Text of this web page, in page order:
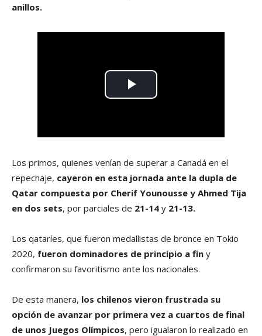
anillos.
Los primos, quienes venían de superar a Canadá en el
repechaje, cayeron en esta jornada ante la dupla de
Qatar compuesta por Cherif Younousse y Ahmed Tija
en dos sets, por parciales de 21-14 y 21-13.
Los qataríes, que fueron medallistas de bronce en Tokio
2020, fueron dominadores de principio a fin y
confirmaron su favoritismo ante los nacionales.
De esta manera, los chilenos vieron frustrada su
opción de avanzar por primera vez a cuartos de final
de unos Juegos Olímpicos, pero igualaron lo realizado en